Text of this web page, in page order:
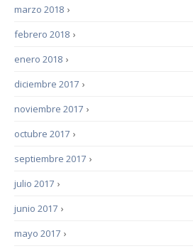
›
marzo 2018
›
febrero 2018
›
enero 2018
›
diciembre 2017
›
noviembre 2017
›
octubre 2017
›
septiembre 2017
›
julio 2017
›
junio 2017
›
mayo 2017